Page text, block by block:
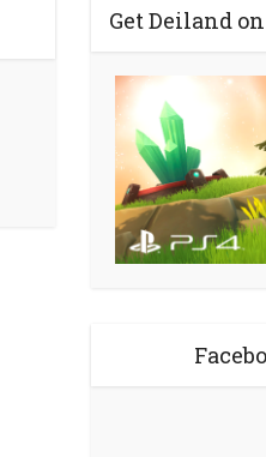
Get Deiland